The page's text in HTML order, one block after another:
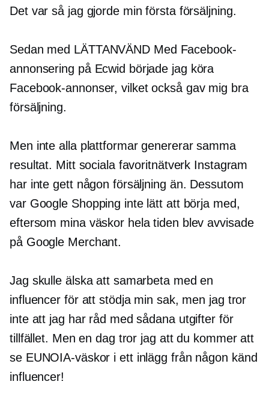
Det var så jag gjorde min första försäljning.
Sedan med LÄTTANVÄND Med Facebook-
annonsering på Ecwid började jag köra
Facebook-annonser, vilket också gav mig bra
försäljning.
Men inte alla plattformar genererar samma
resultat. Mitt sociala favoritnätverk Instagram
har inte gett någon försäljning än. Dessutom
var Google Shopping inte lätt att börja med,
eftersom mina väskor hela tiden blev avvisade
på Google Merchant.
Jag skulle älska att samarbeta med en
influencer för att stödja min sak, men jag tror
inte att jag har råd med sådana utgifter för
tillfället. Men en dag tror jag att du kommer att
se EUNOIA-väskor i ett inlägg från någon känd
influencer!